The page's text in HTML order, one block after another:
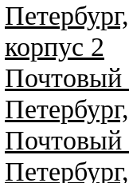
корпус 2
Почтовый
Почтовый